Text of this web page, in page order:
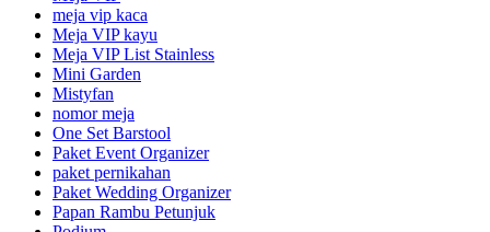
meja vip kaca
Meja VIP kayu
Meja VIP List Stainless
Mini Garden
Mistyfan
nomor meja
One Set Barstool
Paket Event Organizer
paket pernikahan
Paket Wedding Organizer
Papan Rambu Petunjuk